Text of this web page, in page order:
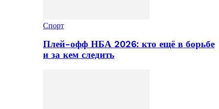
Спорт
Плей-офф НБА 2026: кто ещё в борьбе
и за кем следить